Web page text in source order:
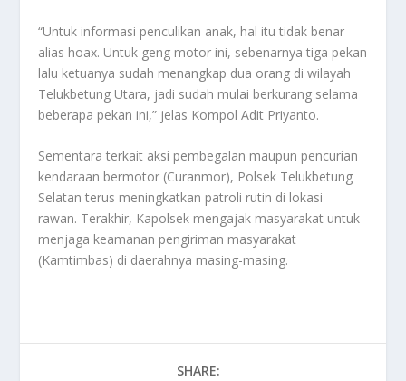
“Untuk informasi penculikan anak, hal itu tidak benar
alias hoax. Untuk geng motor ini, sebenarnya tiga pekan
lalu ketuanya sudah menangkap dua orang di wilayah
Telukbetung Utara, jadi sudah mulai berkurang selama
beberapa pekan ini,” jelas Kompol Adit Priyanto.
Sementara terkait aksi pembegalan maupun pencurian
kendaraan bermotor (Curanmor), Polsek Telukbetung
Selatan terus meningkatkan patroli rutin di lokasi
rawan. Terakhir, Kapolsek mengajak masyarakat untuk
menjaga keamanan pengiriman masyarakat
(Kamtimbas) di daerahnya masing-masing.
SHARE: